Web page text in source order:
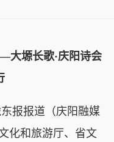
大塬长歌·庆阳诗会
报报道（庆阳融媒
化和旅游厅、省文